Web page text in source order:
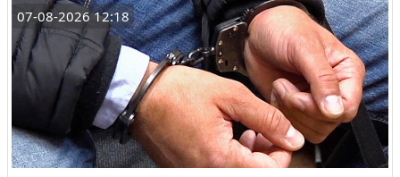
07-08-2026 12:18